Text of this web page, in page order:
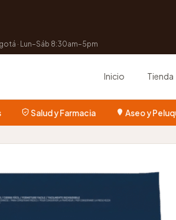
· Lun–Sáb 8:30am–5pm
Inicio Tienda
Salud y Farmacia Aseo y